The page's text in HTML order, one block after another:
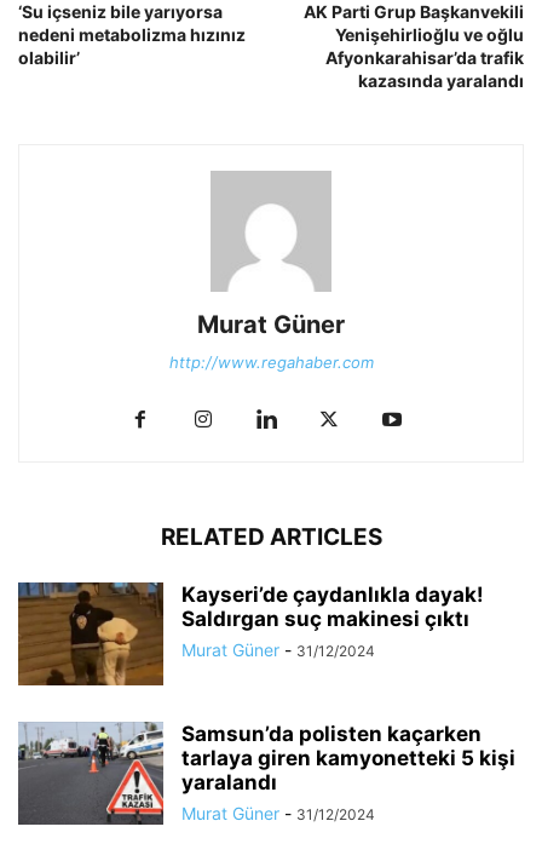
‘Su içseniz bile yarıyorsa
nedeni metabolizma hızınız
olabilir’
AK Parti Grup Başkanvekili
Yenişehirlioğlu ve oğlu
Afyonkarahisar’da trafik
kazasında yaralandı
Murat Güner
http://www.regahaber.com
RELATED ARTICLES
Kayseri’de çaydanlıkla dayak!
Saldırgan suç makinesi çıktı
Murat Güner - 31/12/2024
Samsun’da polisten kaçarken
tarlaya giren kamyonetteki 5 kişi
yaralandı
Murat Güner - 31/12/2024